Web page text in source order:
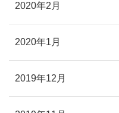
2020年2月
2020年1月
2019年12月